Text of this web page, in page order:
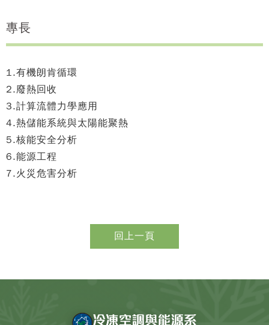
專長
1.有機朗肯循環
2.廢熱回收
3.計算流體力學應用
4.熱儲能系統與太陽能聚熱
5.核能安全分析
6.能源工程
7.火災危害分析